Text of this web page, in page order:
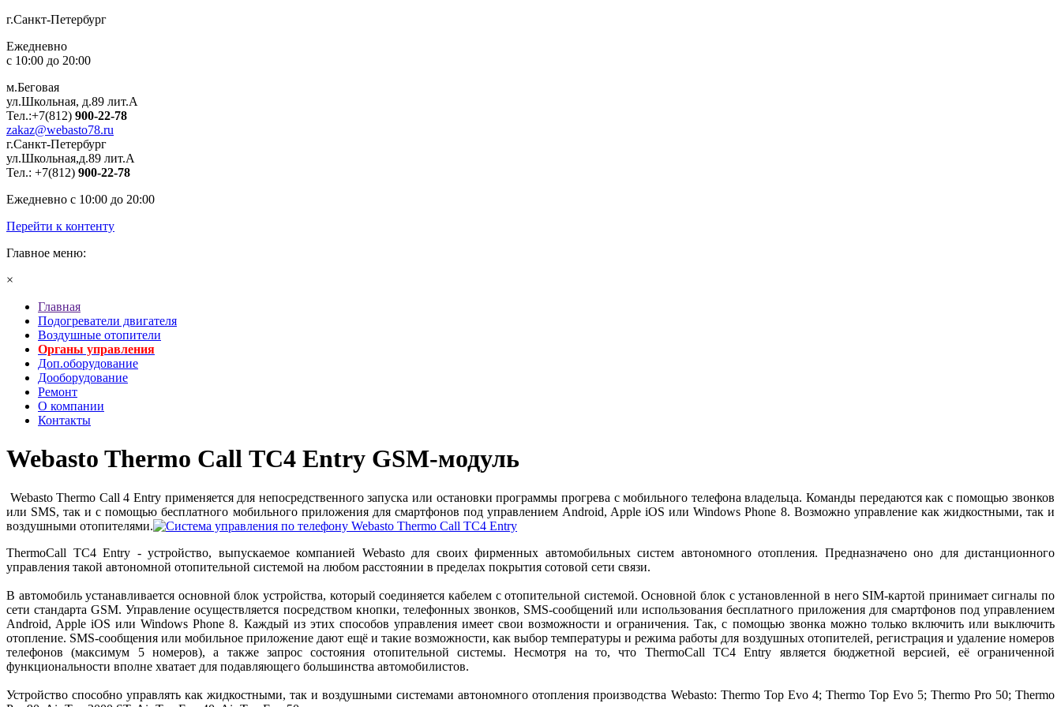
г.Санкт-Петербург
Ежедневно
с 10:00 до 20:00
м.Беговая
ул.Школьная, д.89 лит.А
Тел.:+7(812) 900-22-78
zakaz@webasto78.ru
г.Санкт-Петербург
ул.Школьная,д.89 лит.А
Тел.: +7(812) 900-22-78
Ежедневно с 10:00 до 20:00
Перейти к контенту
Главное меню:
×
Главная
Подогреватели двигателя
Воздушные отопители
Органы управления
Доп.оборудование
Дооборудование
Ремонт
О компании
Контакты
Webasto Thermo Call ТС4 Entry GSM-модуль
Webasto Thermo Call 4 Entry применяется для непосредственного запуска или остановки программы прогрева с мобильного телефона владельца. Команды передаются как с помощью звонков
или SMS, так и с помощью бесплатного мобильного приложения для смартфонов под управлением Android, Apple iOS или Windows Phone 8. Возможно управление как жидкостными, так и
воздушными отопителями.
ThermoCall TC4 Entry - устройство, выпускаемое компанией Webasto для своих фирменных автомобильных систем автономного отопления. Предназначено оно для дистанционного
управления такой автономной отопительной системой на любом расстоянии в пределах покрытия сотовой сети связи.
В автомобиль устанавливается основной блок устройства, который соединяется кабелем с отопительной системой. Основной блок с установленной в него SIM-картой принимает сигналы по
сети стандарта GSM. Управление осуществляется посредством кнопки, телефонных звонков, SMS-сообщений или использования бесплатного приложения для смартфонов под управлением
Android, Apple iOS или Windows Phone 8. Каждый из этих способов управления имеет свои возможности и ограничения. Так, с помощью звонка можно только включить или выключить
отопление. SMS-сообщения или мобильное приложение дают ещё и такие возможности, как выбор температуры и режима работы для воздушных отопителей, регистрация и удаление номеров
телефонов (максимум 5 номеров), а также запрос состояния отопительной системы. Несмотря на то, что ThermoCall TC4 Entry является бюджетной версией, её ограниченной
функциональности вполне хватает для подавляющего большинства автомобилистов.
Устройство способно управлять как жидкостными, так и воздушными системами автономного отопления производства Webasto: Thermo Top Evo 4; Thermo Top Evo 5; Thermo Pro 50; Thermo